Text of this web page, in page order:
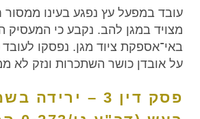
עובד במפעל עץ נפגע בעינו
מצויד במגן להב. נקבע כי המעסיק
באי־אספקת ציוד מגן. נפסקו לעובד
על אובדן כושר השתכרות ונזק לא
פסק דין 3 –